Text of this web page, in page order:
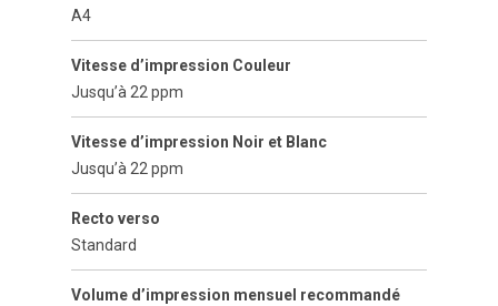
A4
Vitesse d’impression Couleur
Jusqu’à 22 ppm
Vitesse d’impression Noir et Blanc
Jusqu’à 22 ppm
Recto verso
Standard
Volume d’impression mensuel recommandé